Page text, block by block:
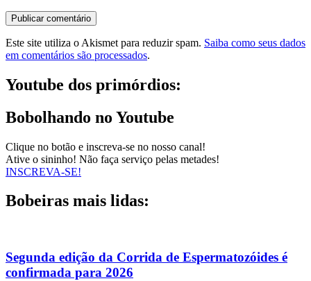
Este site utiliza o Akismet para reduzir spam. Saiba como seus dados
em comentários são processados.
Youtube dos primórdios:
Bobolhando no Youtube
Clique no botão e inscreva-se no nosso canal!
Ative o sininho! Não faça serviço pelas metades!
INSCREVA-SE!
Bobeiras mais lidas:
Segunda edição da Corrida de Espermatozóides é
confirmada para 2026